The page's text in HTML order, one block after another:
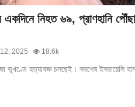
নিহত ৬৯, প্রাণহানি
2025 18.6k
ভূখণ্ডে হত্যাযজ্ঞ চলছেই। সবশেষ ইসরায়েলি